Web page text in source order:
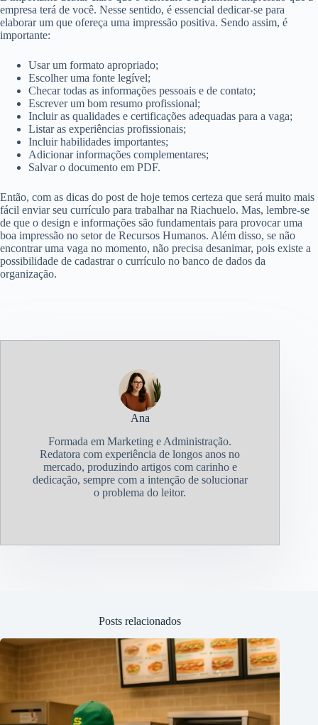
empresa terá de você. Nesse sentido, é essencial dedicar-se para
elaborar um que ofereça uma impressão positiva. Sendo assim, é
importante:
Usar um formato apropriado;
Escolher uma fonte legível;
Checar todas as informações pessoais e de contato;
Escrever um bom resumo profissional;
Incluir as qualidades e certificações adequadas para a vaga;
Listar as experiências profissionais;
Incluir habilidades importantes;
Adicionar informações complementares;
Salvar o documento em PDF.
Então, com as dicas do post de hoje temos certeza que será muito mais
fácil enviar seu currículo para trabalhar na Riachuelo. Mas, lembre-se
de que o design e informações são fundamentais para provocar uma
boa impressão no setor de Recursos Humanos. Além disso, se não
encontrar uma vaga no momento, não precisa desanimar, pois existe a
possibilidade de cadastrar o currículo no banco de dados da
organização.
Ana
Formada em Marketing e Administração.
Redatora com experiência de longos anos no
mercado, produzindo artigos com carinho e
dedicação, sempre com a intenção de solucionar
o problema do leitor.
Posts relacionados